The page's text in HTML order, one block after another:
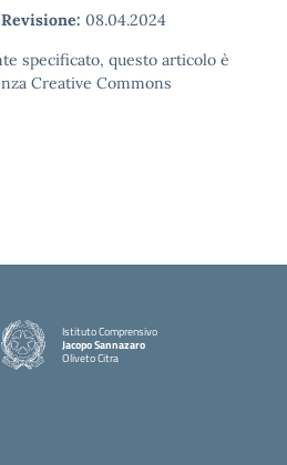
Revisione: 08.04.2024
specificato, questo articolo è
Creative Commons
Istituto Comprensivo
Jacopo Sannazaro
Oliveto Citra